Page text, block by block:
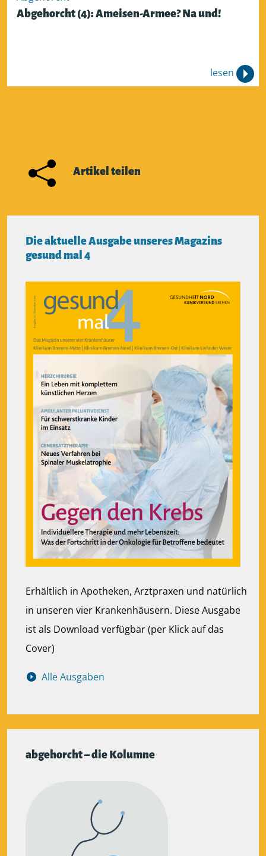
Abgehorcht (4): Ameisen-Armee? Na und!
lesen
Artikel teilen
Die aktuelle Ausgabe unseres Magazins
gesund mal 4
Erhältlich in Apotheken, Arztpraxen und natürlich
in unseren vier Krankenhäusern. Diese Ausgabe
ist als Download verfügbar (per Klick auf das
Cover)
Alle Ausgaben
abgehorcht – die Kolumne